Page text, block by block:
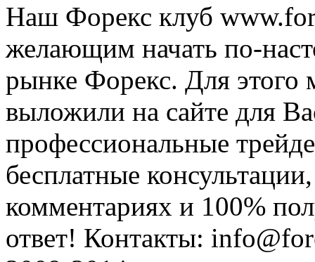
Наш Форекс клуб
желающим начать по-
рынке Форекс. Для этого
выложили на сайте для
профессиональные
бесплатные
комментариях и 100%
ответ! Контакты: